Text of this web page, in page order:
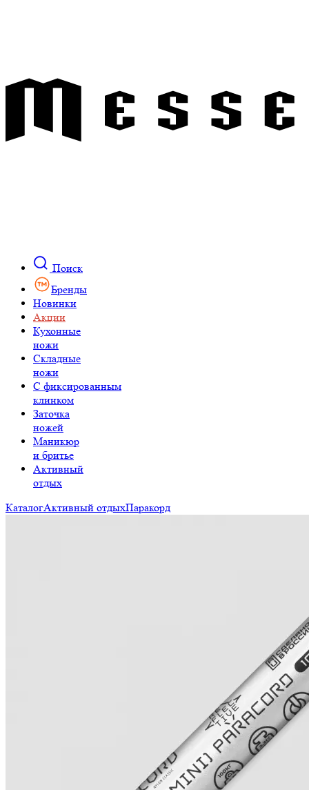
Поиск
Бренды
Новинки
Акции
Кухонные
ножи
Складные
ножи
C фиксированным
клинком
Заточка
ножей
Маникюр
и бритье
Активный
отдых
КаталогАктивный отдыхПаракорд